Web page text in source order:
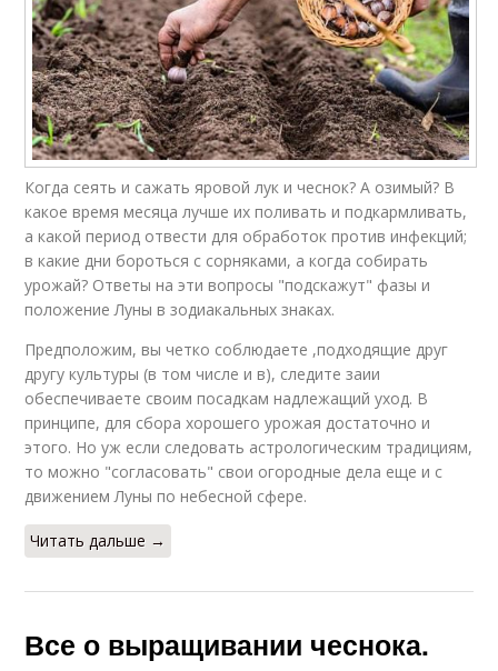
Когда сеять и сажать яровой лук и чеснок? А озимый? В
какое время месяца лучше их поливать и подкармливать,
а какой период отвести для обработок против инфекций;
в какие дни бороться с сорняками, а когда собирать
урожай? Ответы на эти вопросы "подскажут" фазы и
положение Луны в зодиакальных знаках.
Предположим, вы четко соблюдаете ,подходящие друг
другу культуры (в том числе и в), следите заии
обеспечиваете своим посадкам надлежащий уход. В
принципе, для сбора хорошего урожая достаточно и
этого. Но уж если следовать астрологическим традициям,
то можно "согласовать" свои огородные дела еще и с
движением Луны по небесной сфере.
Читать дальше →
Все о выращивании чеснока.